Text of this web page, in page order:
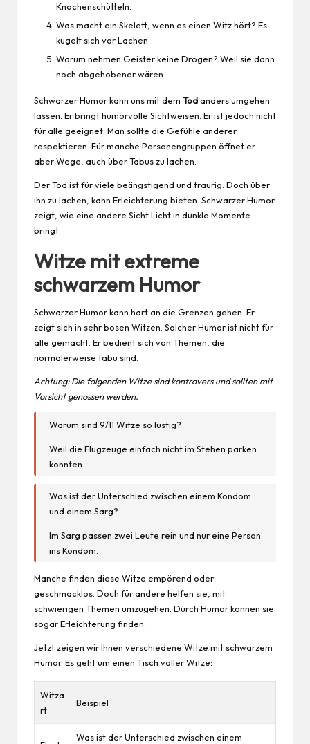
Knochenschütteln.
Was macht ein Skelett, wenn es einen Witz hört? Es
kugelt sich vor Lachen.
Warum nehmen Geister keine Drogen? Weil sie dann
noch abgehobener wären.
Schwarzer Humor kann uns mit dem Todanders umgehen
lassen. Er bringt humorvolle Sichtweisen. Er ist jedoch nicht
für alle geeignet. Man sollte die Gefühle anderer
respektieren. Für manche Personengruppen öffnet er
aber Wege, auch über Tabus zu lachen.
Der Tod ist für viele beängstigend und traurig. Doch über
ihn zu lachen, kann Erleichterung bieten. Schwarzer Humor
zeigt, wie eine andere Sicht Licht in dunkle Momente
bringt.
Witze mit extreme
schwarzem Humor
Schwarzer Humor kann hart an die Grenzen gehen. Er
zeigt sich in sehr bösen Witzen. Solcher Humor ist nicht für
alle gemacht. Er bedient sich von Themen, die
normalerweise tabu sind.
Achtung: Die folgenden Witze sind kontrovers und sollten mit
Vorsicht genossen werden.
Warum sind 9/11 Witze so lustig?
Weil die Flugzeuge einfach nicht im Stehen parken
konnten.
Was ist der Unterschied zwischen einem Kondom
und einem Sarg?
Im Sarg passen zwei Leute rein und nur eine Person
ins Kondom.
Manche finden diese Witze empörend oder
geschmacklos. Doch für andere helfen sie, mit
schwierigen Themen umzugehen. Durch Humor können sie
sogar Erleichterung finden.
Jetzt zeigen wir Ihnen verschiedene Witze mit schwarzem
Humor. Es geht um einen Tisch voller Witze:
Witza
rt
Beispiel
Was ist der Unterschied zwischen einem